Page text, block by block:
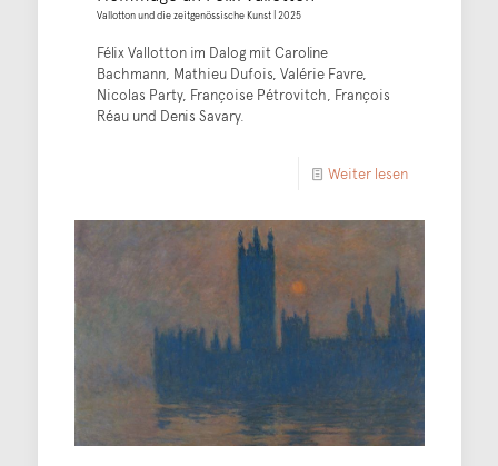
Vallotton und die zeitgenössische Kunst | 2025
Félix Vallotton im Dalog mit Caroline
Bachmann, Mathieu Dufois, Valérie Favre,
Nicolas Party, Françoise Pétrovitch, François
Réau und Denis Savary.
Weiter lesen